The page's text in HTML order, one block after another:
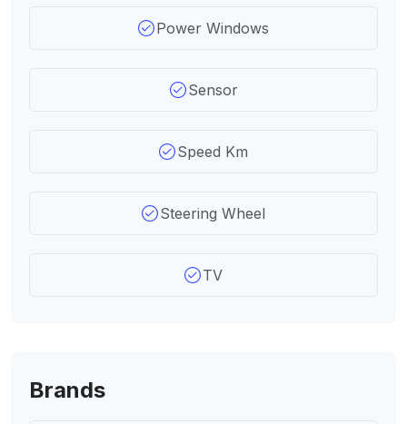
Power Windows
Sensor
Speed Km
Steering Wheel
TV
Brands